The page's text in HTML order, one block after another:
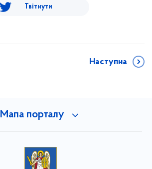
Твітнути
Наступна
Мапа порталу